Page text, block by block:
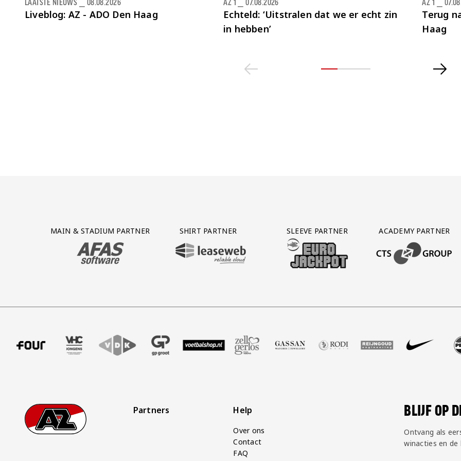
Liveblog: AZ - ADO Den Haag
LAATSTE NIEUWS 08.08.2026
Echteld: ‘Uitstralen dat we er echt zin
in hebben’
AZ 1 ⎯07.08.2026
Terug
Haag
AZ 1
Partner Logos Grid
MAIN & STADIUM PARTNER
BEZOEK ONZE MAIN & STADIUM PARTNER AFAS SOFTWARE
SHIRT PARTNER
BEZOEK ONZE SHIRT PARTNER LEASEWEB
SLEEVE PARTNER
BEZOEK ONZE SLEEVE PARTNER EUROJACKPOT
ACADEMY PARTNER
BEZOEK ONZE
FooterGa naar onze homepagePartners Help
Over ons
Contact
FAQ
BLIJF OP
Ontvang als
winacties en de